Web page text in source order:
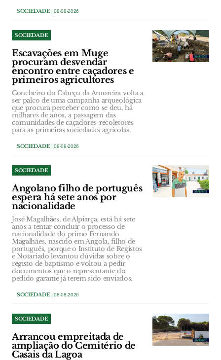
SOCIEDADE| 08-08-2026
SOCIEDADE
Escavações em Muge
procuram desvendar
encontro entre caçadores e
primeiros agricultores
Concheiro do Cabeço da Amoreira volta a
ser palco de uma campanha arqueológica
que procura perceber como se deu, há
milhares de anos, a passagem das
comunidades de caçadores-recoletores
para as primeiras sociedades agrícolas.
SOCIEDADE| 08-08-2026
SOCIEDADE
Angolano filho de português
espera há sete anos por
nacionalidade
José Magalhães, de Alpiarça, está há sete
anos a tentar concluir o processo de
nacionalidade do primo Fernando
Magalhães, nascido em Angola, filho de
português, porque o Instituto de Registos
e Notariado levantou dúvidas sobre o
registo de baptismo e voltou a pedir
documentos que o representante do
pedido garante já terem sido enviados.
SOCIEDADE| 08-08-2026
SOCIEDADE
Arrancou empreitada de
ampliação do Cemitério de
Casais da Lagoa